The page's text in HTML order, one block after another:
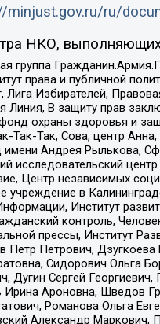
minjust.gov.ru/ru/
НКО, выполняющих
группа
права и публичной
Лига Избирателей,
Линия, В защиту прав
охраны здоровья и
Так-Так, Сова, центр
имени Андрея Рылькова,
исследовательский
Центр независимых
учреждение в
Институт
контроль,
прессы, Институт
Петр Петрович,
Сидорович Ольга
Дугин Сергей
Ароновна, Шведов
Романова Ольга
Александр Маркович,